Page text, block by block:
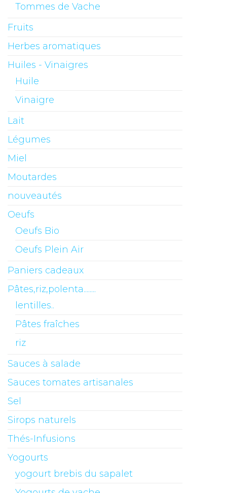
Tommes de Vache
Fruits
Herbes aromatiques
Huiles - Vinaigres
Huile
Vinaigre
Lait
Légumes
Miel
Moutardes
nouveautés
Oeufs
Oeufs Bio
Oeufs Plein Air
Paniers cadeaux
Pâtes,riz,polenta........
lentilles..
Pâtes fraîches
riz
Sauces à salade
Sauces tomates artisanales
Sel
Sirops naturels
Thés-Infusions
Yogourts
yogourt brebis du sapalet